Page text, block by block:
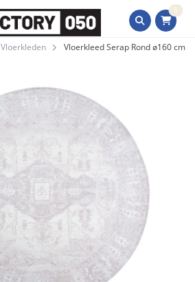
0
Vloerkleden Vloerkleed Serap Rond ø160 cm